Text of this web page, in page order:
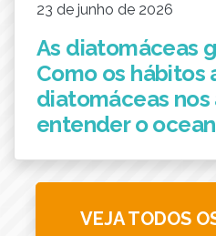
23 de junho de 2026
As diatomáceas
Como os hábitos
diatomáceas nos
entender o
VEJA TODOS